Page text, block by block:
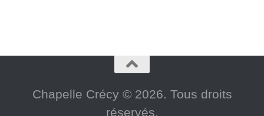
Chapelle Crécy © 2026. Tous droits
réservés.